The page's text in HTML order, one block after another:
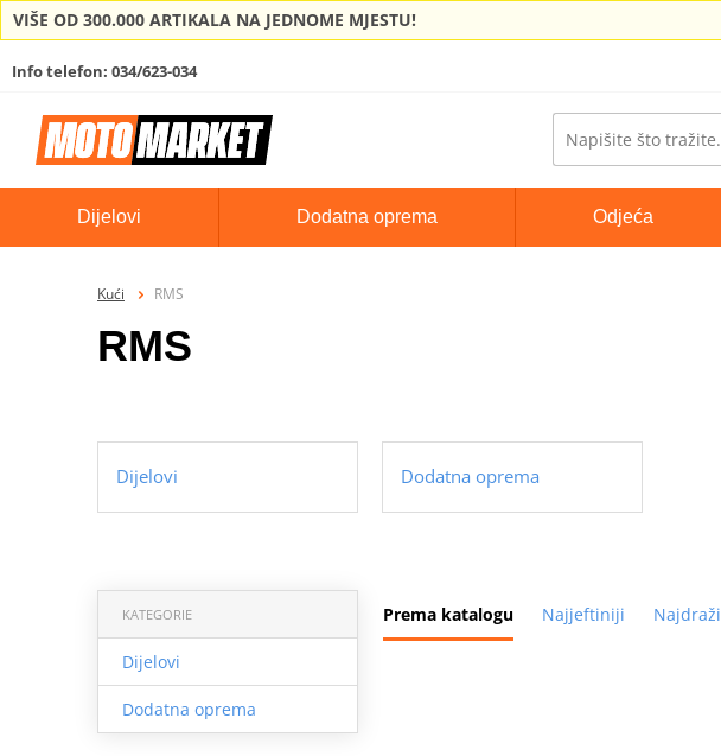
VIŠE OD 300.000 ARTIKALA NA JEDNOME MJESTU!
Info telefon: 034/623-034
Dijelovi Dodatna oprema Odjeća
Kući RMS
RMS
Dijelovi Dodatna oprema
Prema katalogu Najjeftiniji Najdraži
KATEGORIE
Dijelovi
Dodatna oprema